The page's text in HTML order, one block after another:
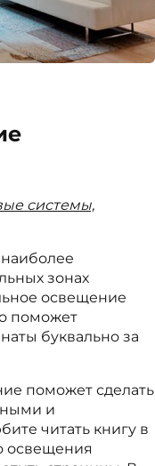
системы,
зонах
освещение
поможет
буквально за
поможет сделать
и
читать книгу в
освещения